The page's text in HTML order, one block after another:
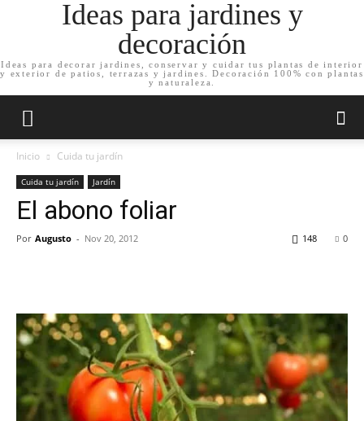
Ideas para jardines y
decoración
Ideas para decorar jardines, conservar y cuidar tus plantas de interior
y exterior de patios, terrazas y jardines. Decoración 100% con plantas
y naturaleza.
Inicio Cuida tu jardín
Cuida tu jardín Jardín
El abono foliar
Por Augusto - Nov 20, 2012 0
148